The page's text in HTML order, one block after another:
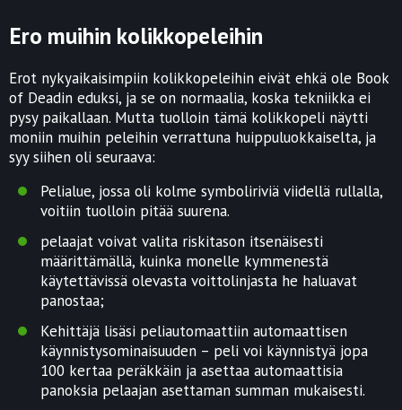
Ero muihin kolikkopeleihin
Erot nykyaikaisimpiin kolikkopeleihin eivät ehkä ole Book
of Deadin eduksi, ja se on normaalia, koska tekniikka ei
pysy paikallaan. Mutta tuolloin tämä kolikkopeli näytti
moniin muihin peleihin verrattuna huippuluokkaiselta, ja
syy siihen oli seuraava:
Pelialue, jossa oli kolme symboliriviä viidellä rullalla,
voitiin tuolloin pitää suurena.
pelaajat voivat valita riskitason itsenäisesti
määrittämällä, kuinka monelle kymmenestä
käytettävissä olevasta voittolinjasta he haluavat
panostaa;
Kehittäjä lisäsi peliautomaattiin automaattisen
käynnistysominaisuuden – peli voi käynnistyä jopa
100 kertaa peräkkäin ja asettaa automaattisia
panoksia pelaajan asettaman summan mukaisesti.